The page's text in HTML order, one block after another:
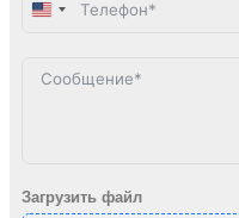
United
Загрузить файл